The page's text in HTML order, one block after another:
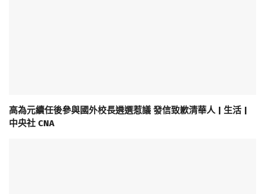
高為元續任後參與國外校長遴選惹議 發信致歉清華人 | 生活 |
中央社 CNA